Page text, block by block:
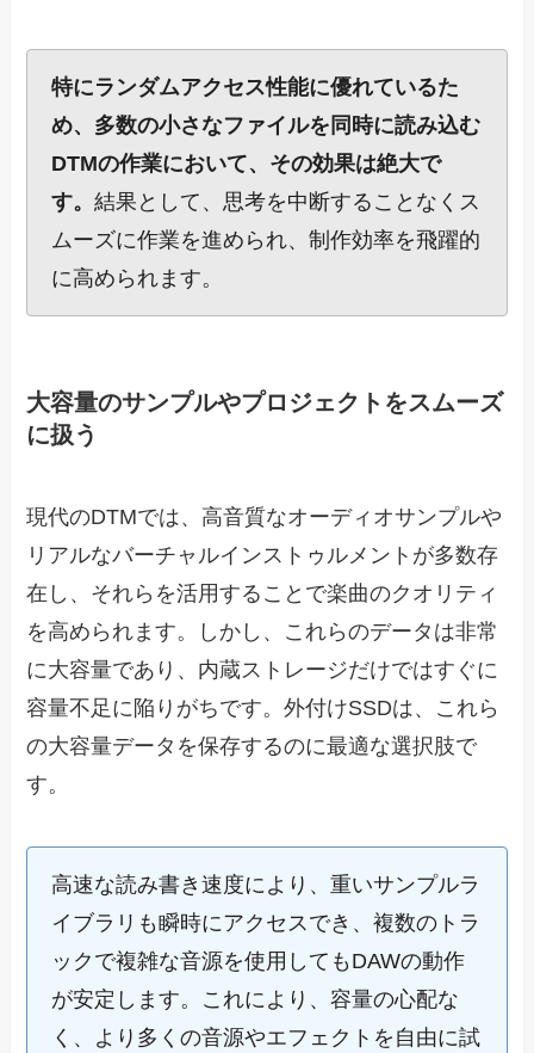
特にランダムアクセス性能に優れているた
め、多数の小さなファイルを同時に読み込む
DTMの作業において、その効果は絶大で
す。結果として、思考を中断することなくス
ムーズに作業を進められ、制作効率を飛躍的
に高められます。
大容量のサンプルやプロジェクトをスムーズ
に扱う
現代のDTMでは、高音質なオーディオサンプルや
リアルなバーチャルインストゥルメントが多数存
在し、それらを活用することで楽曲のクオリティ
を高められます。しかし、これらのデータは非常
に大容量であり、内蔵ストレージだけではすぐに
容量不足に陥りがちです。外付けSSDは、これら
の大容量データを保存するのに最適な選択肢で
す。
高速な読み書き速度により、重いサンプルラ
イブラリも瞬時にアクセスでき、複数のトラ
ックで複雑な音源を使用してもDAWの動作
が安定します。これにより、容量の心配な
く、より多くの音源やエフェクトを自由に試